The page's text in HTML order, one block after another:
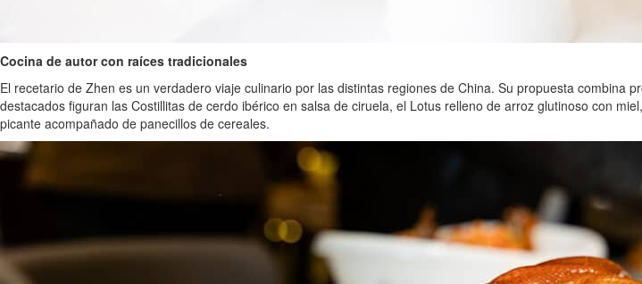
Cocina de autor con raíces tradicionales
El recetario de Zhen es un verdadero viaje culinario por las distintas regiones de China. Su propuesta
destacados figuran las Costillitas de cerdo ibérico en salsa de ciruela, el Lotus relleno de arroz glutinoso con
picante acompañado de panecillos de cereales.